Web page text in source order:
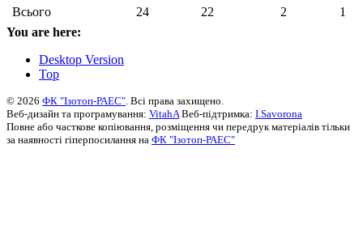
Всього 24 22 2
1
You are here:
Desktop Version
Top
© 2026 ФК "Ізотоп-РАЕС" . Всі права захищено.
Веб-дизайн та програмування: VitahA Веб-підтримка: I.Savorona
Повне або часткове копіювання, розміщення чи передрук матеріалів тільки
за наявності гіперпосилання на ФК "Ізотоп-РАЕС"